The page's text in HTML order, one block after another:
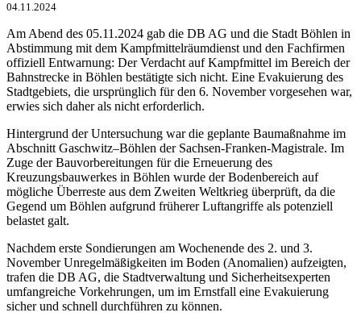
04.11.2024
Am Abend des 05.11.2024 gab die DB AG und die Stadt Böhlen in
Abstimmung mit dem Kampfmittelräumdienst und den Fachfirmen
offiziell Entwarnung: Der Verdacht auf Kampfmittel im Bereich der
Bahnstrecke in Böhlen bestätigte sich nicht. Eine Evakuierung des
Stadtgebiets, die ursprünglich für den 6. November vorgesehen war,
erwies sich daher als nicht erforderlich.
Hintergrund der Untersuchung war die geplante Baumaßnahme im
Abschnitt Gaschwitz–Böhlen der Sachsen-Franken-Magistrale. Im
Zuge der Bauvorbereitungen für die Erneuerung des
Kreuzungsbauwerkes in Böhlen wurde der Bodenbereich auf
mögliche Überreste aus dem Zweiten Weltkrieg überprüft, da die
Gegend um Böhlen aufgrund früherer Luftangriffe als potenziell
belastet galt.
Nachdem erste Sondierungen am Wochenende des 2. und 3.
November Unregelmäßigkeiten im Boden (Anomalien) aufzeigten,
trafen die DB AG, die Stadtverwaltung und Sicherheitsexperten
umfangreiche Vorkehrungen, um im Ernstfall eine Evakuierung
sicher und schnell durchführen zu können​.